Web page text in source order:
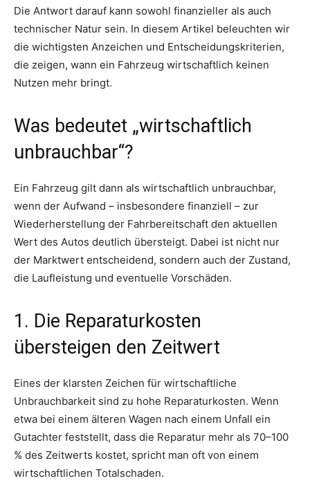
Die Antwort darauf kann sowohl finanzieller als auch
technischer Natur sein. In diesem Artikel beleuchten wir
die wichtigsten Anzeichen und Entscheidungskriterien,
die zeigen, wann ein Fahrzeug wirtschaftlich keinen
Nutzen mehr bringt.
Was bedeutet „wirtschaftlich
unbrauchbar“?
Ein Fahrzeug gilt dann als wirtschaftlich unbrauchbar,
wenn der Aufwand – insbesondere finanziell – zur
Wiederherstellung der Fahrbereitschaft den aktuellen
Wert des Autos deutlich übersteigt. Dabei ist nicht nur
der Marktwert entscheidend, sondern auch der Zustand,
die Laufleistung und eventuelle Vorschäden.
1. Die Reparaturkosten
übersteigen den Zeitwert
Eines der klarsten Zeichen für wirtschaftliche
Unbrauchbarkeit sind zu hohe Reparaturkosten. Wenn
etwa bei einem älteren Wagen nach einem Unfall ein
Gutachter feststellt, dass die Reparatur mehr als 70–100
% des Zeitwerts kostet, spricht man oft von einem
wirtschaftlichen Totalschaden.